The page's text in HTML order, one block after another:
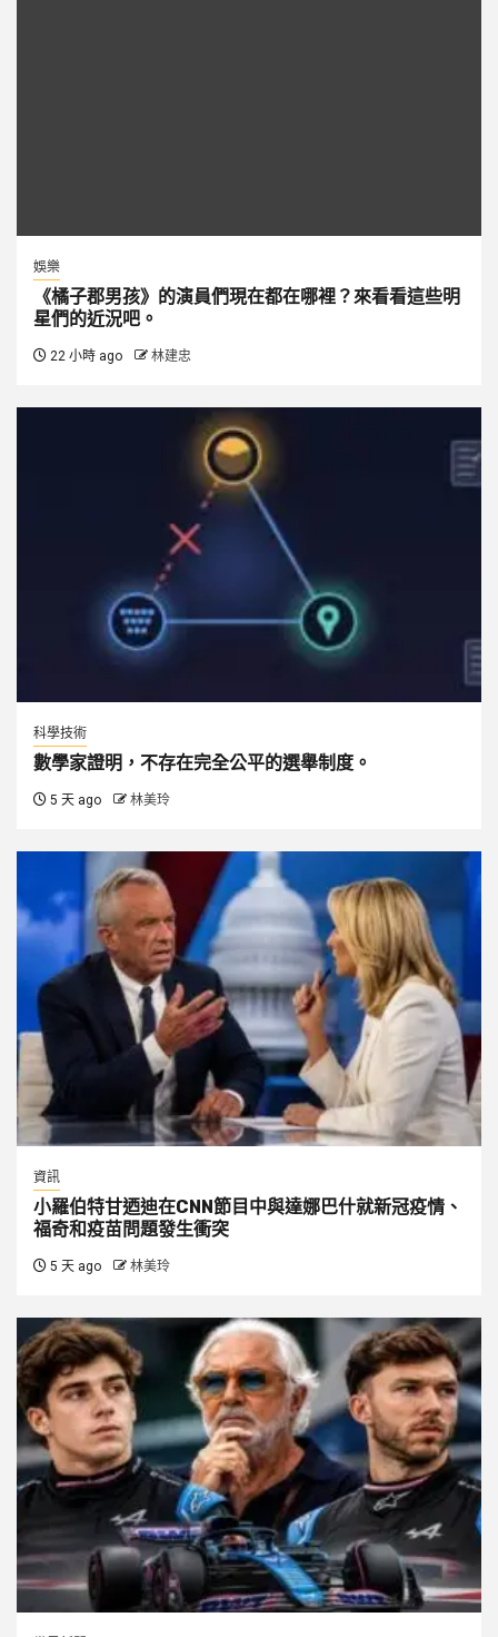
娛樂
《橘子郡男孩》的演員們現在都在哪裡？來看看這些明
星們的近況吧。
22 小時 ago 林建忠
科學技術
數學家證明，不存在完全公平的選舉制度。
5 天 ago 林美玲
資訊
小羅伯特甘迺迪在CNN節目中與達娜巴什就新冠疫情、
福奇和疫苗問題發生衝突
5 天 ago 林美玲